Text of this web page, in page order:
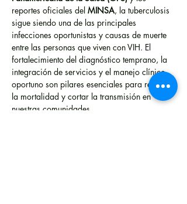
reportes oficiales del MINSA, la tuberculosis
sigue siendo una de las principales
infecciones oportunistas y causas de muerte
entre las personas que viven con VIH. El
fortalecimiento del diagnóstico temprano, la
integración de servicios y el manejo clínico
oportuno son pilares esenciales para reducir
la mortalidad y cortar la transmisión en
nuestras comunidades.